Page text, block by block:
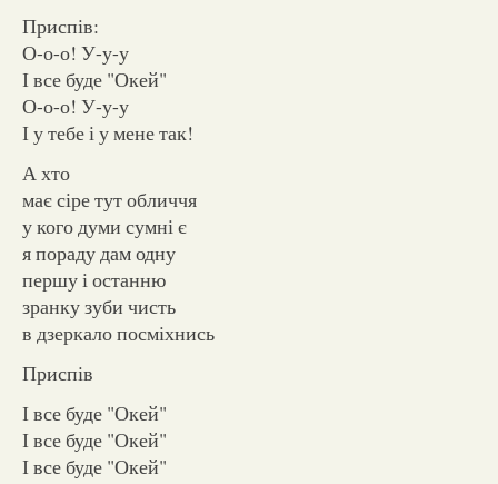
Приспів:
О-о-о! У-у-у
І все буде "Окей"
О-о-о! У-у-у
І у тебе і у мене так!
А хто
має сіре тут обличчя
у кого думи сумні є
я пораду дам одну
першу і останню
зранку зуби чисть
в дзеркало посміхнись
Приспів
І все буде "Окей"
І все буде "Окей"
І все буде "Окей"